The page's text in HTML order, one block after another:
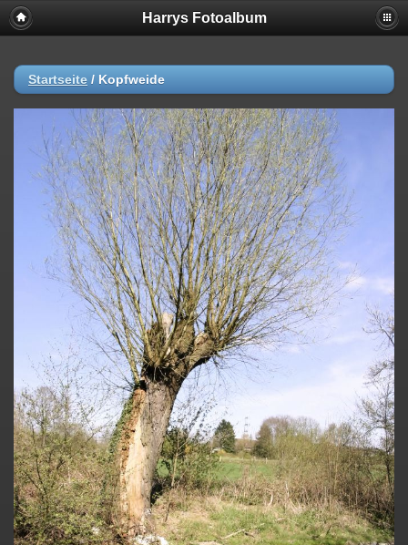
Harrys Fotoalbum
Startseite / Kopfweide